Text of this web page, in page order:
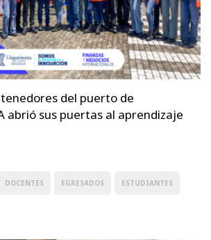
del puerto de
abrió sus puertas al aprendizaje
DOCENTES EGRESADOS ESTUDIANTES